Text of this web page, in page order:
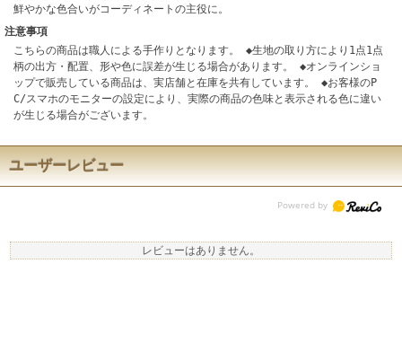
鮮やかな色合いがコーディネートの主役に。
注意事項
こちらの商品は職人による手作りとなります。 ◆生地の取り方により1点1点
柄の出方・配置、形や色に誤差が生じる場合があります。 ◆オンラインショ
ップで販売している商品は、実店舗と在庫を共有しています。 ◆お客様のP
C/スマホのモニターの設定により、実際の商品の色味と表示される色に違い
が生じる場合がございます。
ユーザーレビュー
レビューはありません。